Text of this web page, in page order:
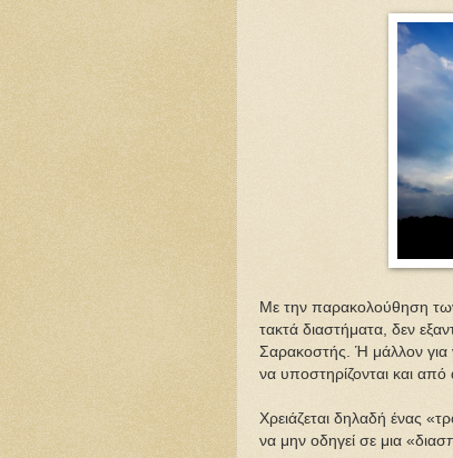
Με την παρακολούθηση
τακτά διαστήματα, δεν
Σαρακοστής. Ή μάλλον για
να υποστηρίζονται και από
Χρειάζεται δηλαδή ένας
να μην οδηγεί σε μια